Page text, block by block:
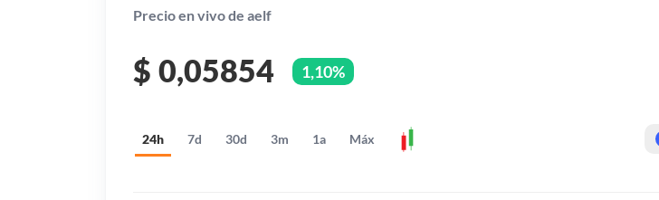
Precio en vivo de aelf
$ 0,05854 1,10%
24h 7d 30d 3m 1a Máx